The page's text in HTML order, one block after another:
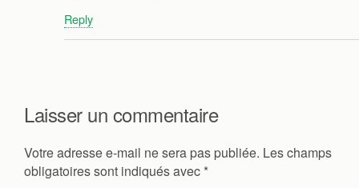
Reply
Laisser un commentaire
Votre adresse e-mail ne sera pas publiée. Les champs
obligatoires sont indiqués avec *